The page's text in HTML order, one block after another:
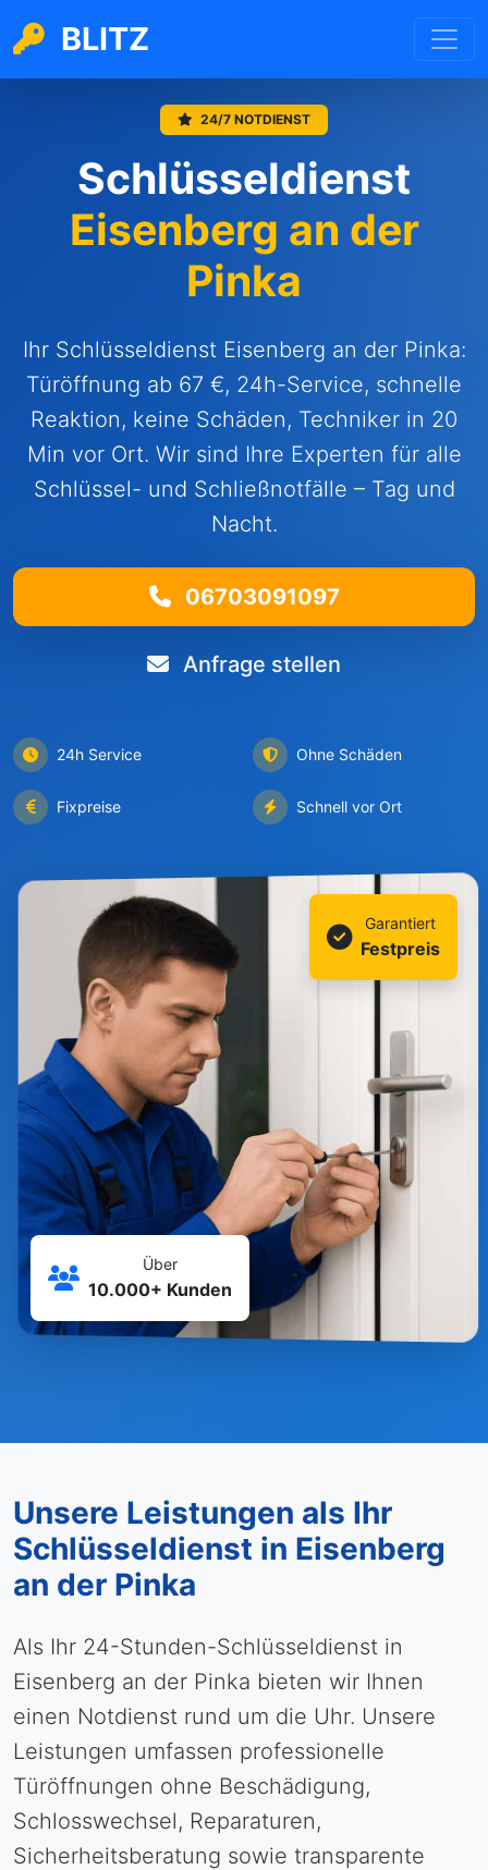
BLITZ
24/7 NOTDIENST
Schlüsseldienst
Eisenberg an der
Pinka
Ihr Schlüsseldienst Eisenberg an der Pinka:
Türöffnung ab 67 €, 24h-Service, schnelle
Reaktion, keine Schäden, Techniker in 20
Min vor Ort. Wir sind Ihre Experten für alle
Schlüssel- und Schließnotfälle – Tag und
Nacht.
06703091097
Anfrage stellen
24h Service Ohne Schäden
Fixpreise Schnell vor Ort
Garantiert
Festpreis
Über
10.000+ Kunden
Unsere Leistungen als Ihr
Schlüsseldienst in Eisenberg
an der Pinka
Als Ihr 24-Stunden-Schlüsseldienst in
Eisenberg an der Pinka bieten wir Ihnen
einen Notdienst rund um die Uhr. Unsere
Leistungen umfassen professionelle
Türöffnungen ohne Beschädigung,
Schlosswechsel, Reparaturen,
Sicherheitsberatung sowie transparente